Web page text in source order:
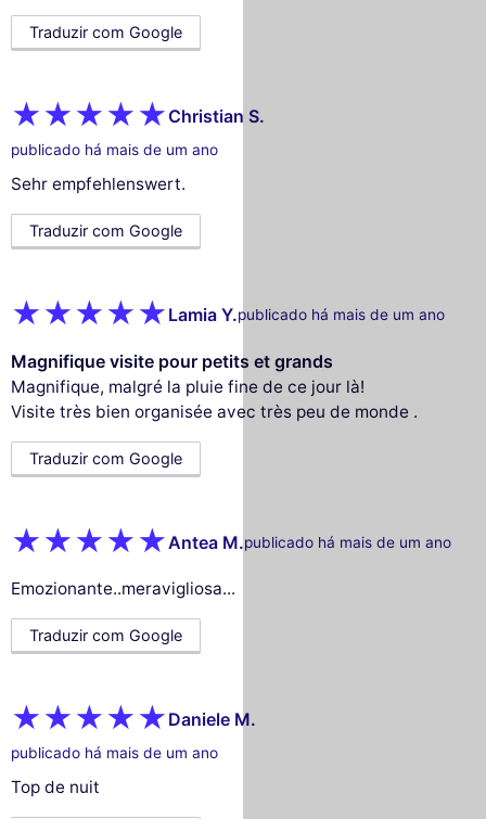
Traduzir com Google
Christian S.
publicado há mais de um ano
Sehr empfehlenswert.
Traduzir com Google
Lamia Y.publicado há mais de um ano
Magnifique visite pour petits et grands
Magnifique, malgré la pluie fine de ce jour là!
Visite très bien organisée avec très peu de monde .
Traduzir com Google
Antea M.publicado há mais de um ano
Emozionante..meravigliosa...
Traduzir com Google
Daniele M.
publicado há mais de um ano
Top de nuit